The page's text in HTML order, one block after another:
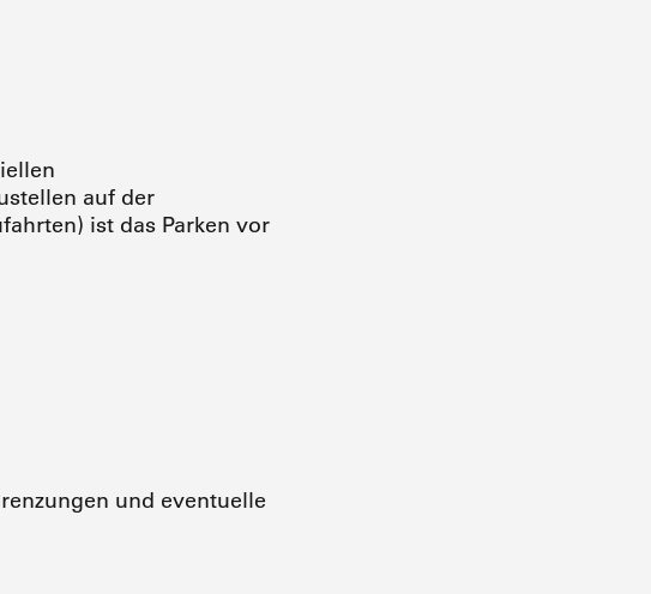
auf der
ist das Parken vor
und eventuelle